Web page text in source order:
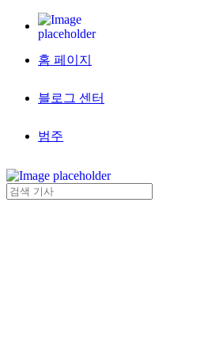
홈 페이지
블로그 센터
범주